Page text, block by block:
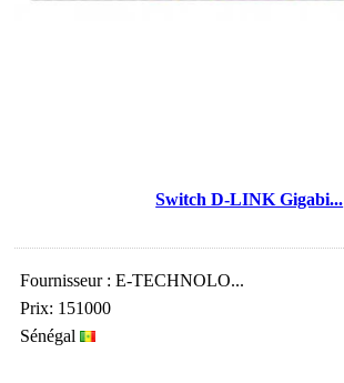
Switch D-LINK Gigabi...
Fournisseur : E-TECHNOLO...
Prix: 151000
Sénégal